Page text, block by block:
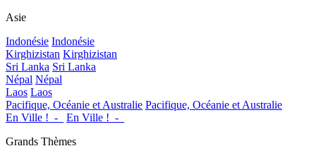
Asie
Indonésie Indonésie
Kirghizistan Kirghizistan
Sri Lanka Sri Lanka
Népal Népal
Laos Laos
Pacifique, Océanie et Australie Pacifique, Océanie et Australie
En Ville !_-_
En Ville !_-_
Grands Thèmes